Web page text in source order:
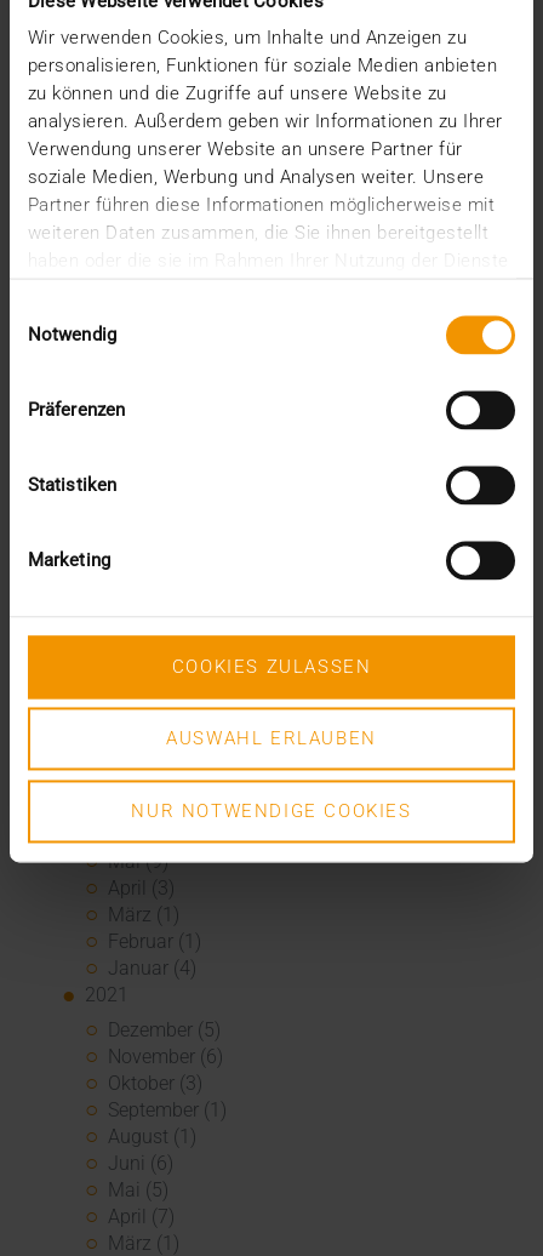
Wir verwenden Cookies, um Inhalte und Anzeigen zu
personalisieren, Funktionen für soziale Medien anbieten
zu können und die Zugriffe auf unsere Website zu
analysieren. Außerdem geben wir Informationen zu Ihrer
Verwendung unserer Website an unsere Partner für
soziale Medien, Werbung und Analysen weiter. Unsere
Partner führen diese Informationen möglicherweise mit
weiteren Daten zusammen, die Sie ihnen bereitgestellt
haben oder die sie im Rahmen Ihrer Nutzung der Dienste
Notwendig
Präferenzen
Statistiken
Marketing
COOKIES ZULASSEN
AUSWAHL ERLAUBEN
NUR NOTWENDIGE COOKIES
März (2)
Februar (4)
Januar (2)
2024
Dezember (1)
November (1)
Oktober (3)
August (1)
Juli (3)
März (1)
2023
November (6)
Juni (6)
März (3)
Februar (3)
Januar (3)
November (3)
Juli (1)
Juni (8)
Mai (9)
April (3)
März (1)
Februar (1)
Januar (4)
2021
Dezember (5)
November (6)
Oktober (3)
September (1)
August (1)
Juni (6)
Mai (5)
April (7)
März (1)